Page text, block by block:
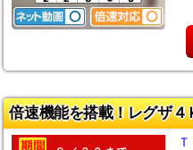
倍速機能を搭載！レグザ